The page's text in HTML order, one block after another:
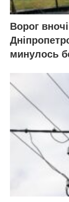
Ворог
минулось